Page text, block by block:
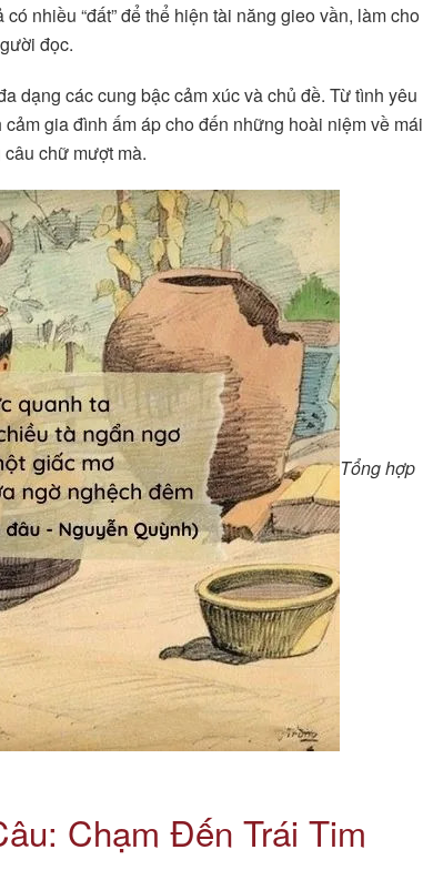
nhiều “đất” để thể hiện tài năng gieo vần, làm cho
đọc.
dạng các cung bậc cảm xúc và chủ đề. Từ tình yêu
gia đình ấm áp cho đến những hoài niệm về mái
chữ mượt mà.
Tổng hợp
Chạm Đến Trái Tim